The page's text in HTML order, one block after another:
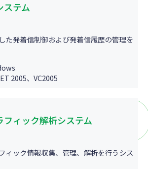
ステム
た発着信制御および発着信履歴の管理を
2005、VC2005
フィック解析システム
ィック情報収集、管理、解析を行うシス